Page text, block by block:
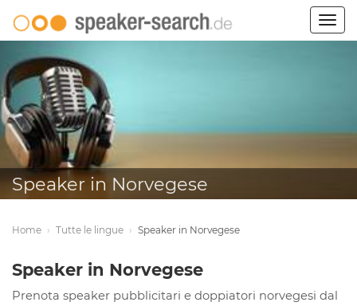
Speaker in Norvegese
Home › Tutte le lingue › Speaker in Norvegese
Speaker in Norvegese
Prenota speaker pubblicitari e doppiatori norvegesi dal